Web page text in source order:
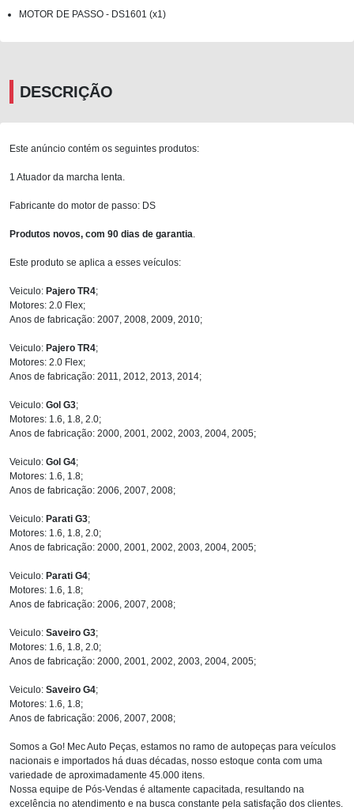
MOTOR DE PASSO - DS1601 (x1)
DESCRIÇÃO
Este anúncio contém os seguintes produtos:
1 Atuador da marcha lenta.
Fabricante do motor de passo: DS
Produtos novos, com 90 dias de garantia
Este produto se aplica a esses veículos:
Veiculo: Pajero TR4;
Motores: 2.0 Flex;
Anos de fabricação: 2007, 2008, 2009, 2010;
Veiculo: Pajero TR4;
Motores: 2.0 Flex;
Anos de fabricação: 2011, 2012, 2013, 2014;
Veiculo: Gol G3;
Motores: 1.6, 1.8, 2.0;
Anos de fabricação: 2000, 2001, 2002, 2003, 2004, 2005;
Veiculo: Gol G4;
Motores: 1.6, 1.8;
Anos de fabricação: 2006, 2007, 2008;
Veiculo: Parati G3;
Motores: 1.6, 1.8, 2.0;
Anos de fabricação: 2000, 2001, 2002, 2003, 2004, 2005;
Veiculo: Parati G4;
Motores: 1.6, 1.8;
Anos de fabricação: 2006, 2007, 2008;
Veiculo: Saveiro G3;
Motores: 1.6, 1.8, 2.0;
Anos de fabricação: 2000, 2001, 2002, 2003, 2004, 2005;
Veiculo: Saveiro G4;
Motores: 1.6, 1.8;
Anos de fabricação: 2006, 2007, 2008;
Somos a Go! Mec Auto Peças, estamos no ramo de autopeças para veículos
nacionais e importados há duas décadas, nosso estoque conta com uma
variedade de aproximadamente 45.000 itens.
Nossa equipe de Pós-Vendas é altamente capacitada, resultando na
excelência no atendimento e na busca constante pela satisfação dos clientes.